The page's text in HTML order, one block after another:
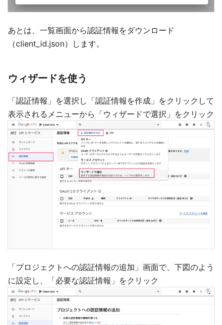
あとは、一覧画面から認証情報をダウンロード
（client_id.json）します。
ウィザードを使う
「認証情報」を選択し「認証情報を作成」をクリックして
表示されるメニューから「ウィザードで選択」をクリック
「プロジェクトへの認証情報の追加」画面で、下図のよう
に設定し、「必要な認証情報」をクリック